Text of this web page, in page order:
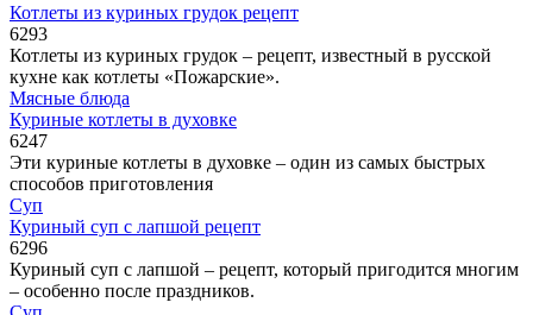
Котлеты из куриных грудок рецепт
6293
Котлеты из куриных грудок – рецепт, известный в русской
кухне как котлеты «Пожарские».
Мясные блюда
Куриные котлеты в духовке
6247
Эти куриные котлеты в духовке – один из самых быстрых
способов приготовления
Суп
Куриный суп с лапшой рецепт
6296
Куриный суп с лапшой – рецепт, который пригодится многим
– особенно после праздников.